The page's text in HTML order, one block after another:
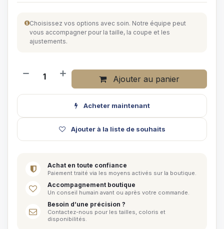
Choisissez vos options avec soin. Notre équipe peut
vous accompagner pour la taille, la coupe et les
ajustements.
Ajouter au panier
Acheter maintenant
Ajouter à la liste de souhaits
Achat en toute confiance
Paiement traité via les moyens activés sur la boutique.
Accompagnement boutique
Un conseil humain avant ou après votre commande.
Besoin d’une précision ?
Contactez-nous pour les tailles, coloris et
disponibilités.